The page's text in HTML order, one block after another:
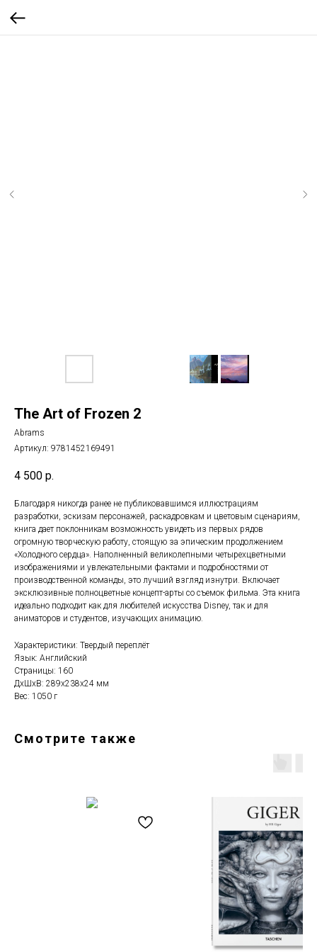
The Art of Frozen 2
Abrams
Артикул: 9781452169491
4 500 р.
Благодаря никогда ранее не публиковавшимся иллюстрациям
разработки, эскизам персонажей, раскадровкам и цветовым сценариям,
книга дает поклонникам возможность увидеть из первых рядов
огромную творческую работу, стоящую за эпическим продолжением
«Холодного сердца». Наполненный великолепными четырехцветными
изображениями и увлекательными фактами и подробностями от
производственной команды, это лучший взгляд изнутри. Включает
эксклюзивные полноцветные концепт-арты со съемок фильма. Эта книга
идеально подходит как для любителей искусства Disney, так и для
аниматоров и студентов, изучающих анимацию.
Характеристики: Твердый переплёт
Язык: Английский
Страницы: 160
ДxШxВ: 289x238x24 мм
Вес: 1050 г
Смотрите также